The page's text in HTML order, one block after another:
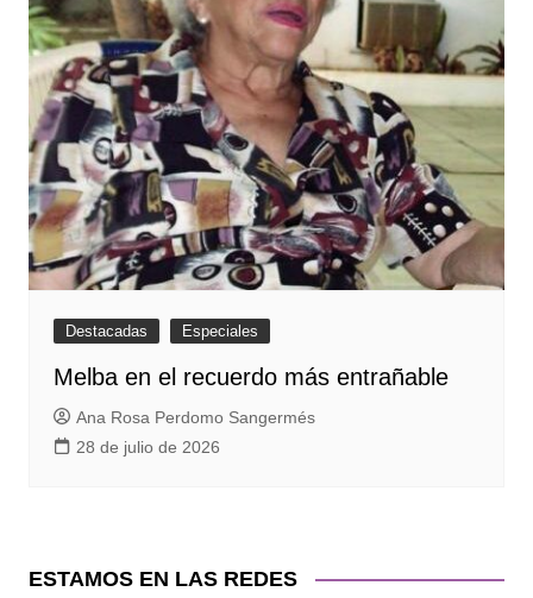
Destacadas Especiales
Melba en el recuerdo más entrañable
Ana Rosa Perdomo Sangermés
28 de julio de 2026
ESTAMOS EN LAS REDES